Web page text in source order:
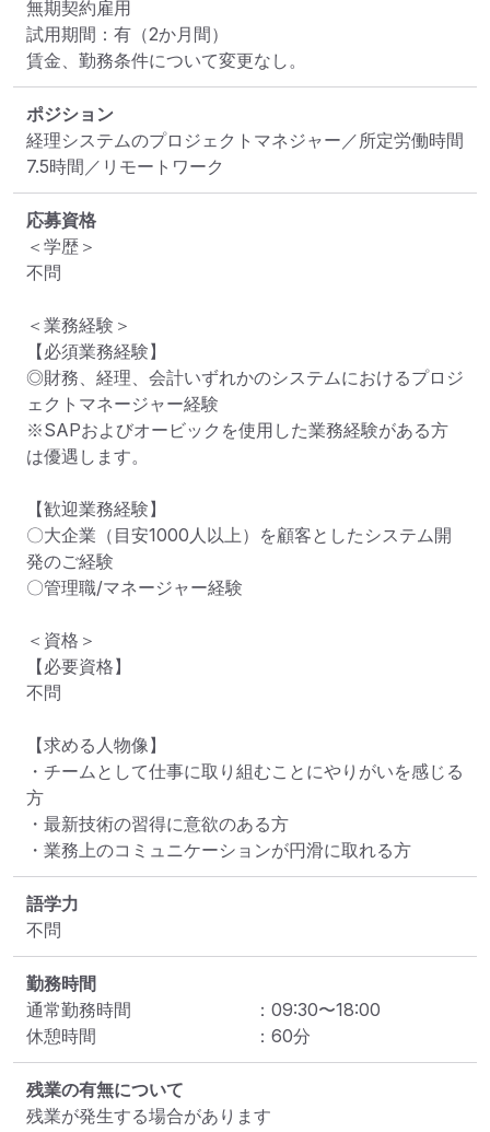
無期契約雇用
試用期間：有（2か月間）
賃金、勤務条件について変更なし。
ポジション
経理システムのプロジェクトマネジャー／所定労働時間
7.5時間／リモートワーク
応募資格
＜学歴＞
不問
＜業務経験＞
【必須業務経験】
◎財務、経理、会計いずれかのシステムにおけるプロジ
ェクトマネージャー経験
※SAPおよびオービックを使用した業務経験がある方
は優遇します。
【歓迎業務経験】
〇大企業（目安1000人以上）を顧客としたシステム開
発のご経験
〇管理職/マネージャー経験
＜資格＞
【必要資格】
不問
【求める人物像】
・チームとして仕事に取り組むことにやりがいを感じる
方
・最新技術の習得に意欲のある方
・業務上のコミュニケーションが円滑に取れる方
語学力
不問
勤務時間
通常勤務時間
： 09:30〜18:00
休憩時間
： 60分
残業の有無について
残業が発生する場合があります